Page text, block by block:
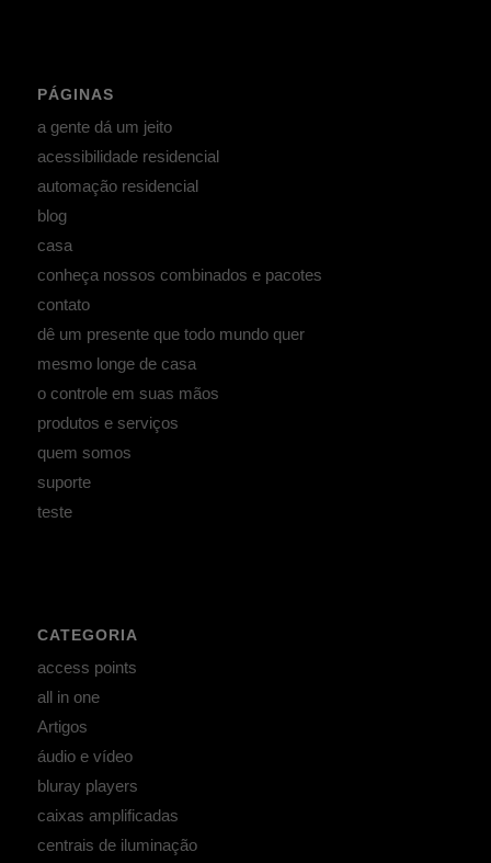
PÁGINAS
a gente dá um jeito
acessibilidade residencial
automação residencial
blog
casa
conheça nossos combinados e pacotes
contato
dê um presente que todo mundo quer
mesmo longe de casa
o controle em suas mãos
produtos e serviços
quem somos
suporte
teste
CATEGORIA
access points
all in one
Artigos
áudio e vídeo
bluray players
caixas amplificadas
centrais de iluminação